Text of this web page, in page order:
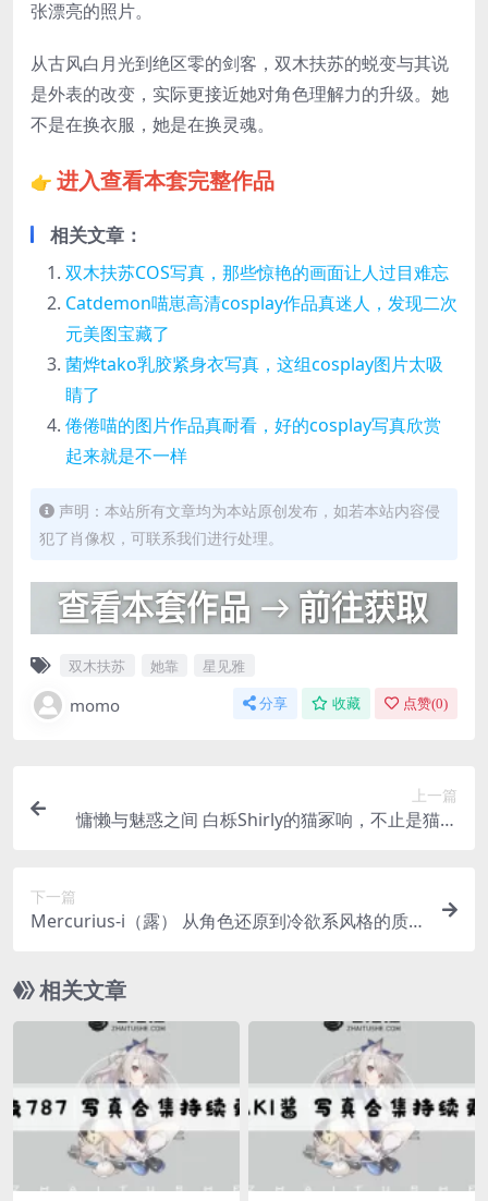
张漂亮的照片。
从古风白月光到绝区零的剑客，双木扶苏的蜕变与其说
是外表的改变，实际更接近她对角色理解力的升级。她
不是在换衣服，她是在换灵魂。
👉 进入查看本套完整作品
相关文章：
双木扶苏COS写真，那些惊艳的画面让人过目难忘
Catdemon喵崽高清cosplay作品真迷人，发现二次
元美图宝藏了
菌烨tako乳胶紧身衣写真，这组cosplay图片太吸
睛了
倦倦喵的图片作品真耐看，好的cosplay写真欣赏
起来就是不一样
声明：本站所有文章均为本站原创发布，如若本站内容侵
犯了肖像权，可联系我们进行处理。
双木扶苏 她靠 星见雅
momo 分享 收藏 点赞(0)
上一篇
慵懒与魅惑之间 白栎Shirly的猫冢响，不止是猫耳
下一篇
Mercurius-i（露） 从角色还原到冷欲系风格的质
相关文章